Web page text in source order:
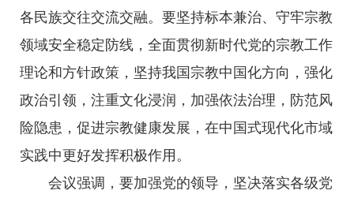
各民族交往交流交融。要坚持标本兼治、守牢宗教
领域安全稳定防线，全面贯彻新时代党的宗教工作
理论和方针政策，坚持我国宗教中国化方向，强化
政治引领，注重文化浸润，加强依法治理，防范风
险隐患，促进宗教健康发展，在中国式现代化市域
实践中更好发挥积极作用。
会议强调，要加强党的领导，坚决落实各级党